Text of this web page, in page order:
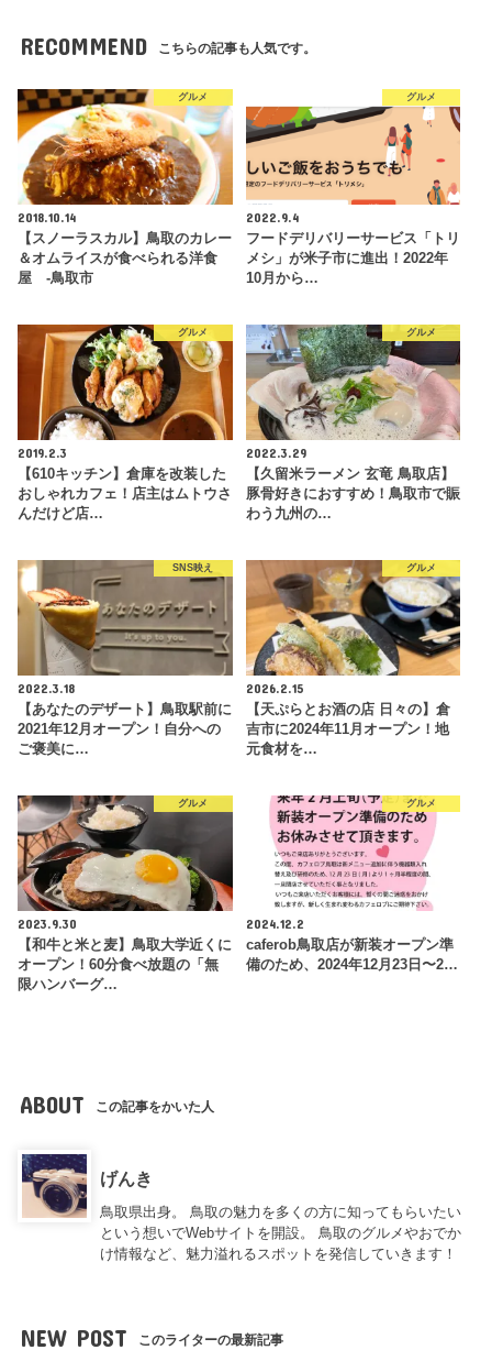
RECOMMEND こちらの記事も人気です。
グルメ
2018.10.14
【スノーラスカル】鳥取のカレー
＆オムライスが食べられる洋食
屋 -鳥取市
グルメ
2022.9.4
フードデリバリーサービス「トリ
メシ」が米子市に進出！2022年
10月から…
グルメ
2019.2.3
【610キッチン】倉庫を改装した
おしゃれカフェ！店主はムトウさ
んだけど店…
グルメ
2022.3.29
【久留米ラーメン 玄竜 鳥取店】
豚骨好きにおすすめ！鳥取市で賑
わう九州の…
SNS映え
2022.3.18
【あなたのデザート】鳥取駅前に
2021年12月オープン！自分への
ご褒美に…
グルメ
2026.2.15
【天ぷらとお酒の店 日々の】倉
吉市に2024年11月オープン！地
元食材を…
グルメ
2023.9.30
【和牛と米と麦】鳥取大学近くに
オープン！60分食べ放題の「無
限ハンバーグ…
グルメ
2024.12.2
caferob鳥取店が新装オープン準
備のため、2024年12月23日〜2…
ABOUT この記事をかいた人
げんき
鳥取県出身。 鳥取の魅力を多くの方に知ってもらいたい
という想いでWebサイトを開設。 鳥取のグルメやおでか
け情報など、魅力溢れるスポットを発信していきます！
NEW POST このライターの最新記事